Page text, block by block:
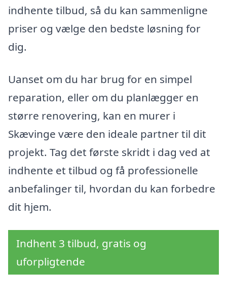
indhente tilbud, så du kan sammenligne
priser og vælge den bedste løsning for
dig.
Uanset om du har brug for en simpel
reparation, eller om du planlægger en
større renovering, kan en murer i
Skævinge være den ideale partner til dit
projekt. Tag det første skridt i dag ved at
indhente et tilbud og få professionelle
anbefalinger til, hvordan du kan forbedre
dit hjem.
Indhent 3 tilbud, gratis og
uforpligtende